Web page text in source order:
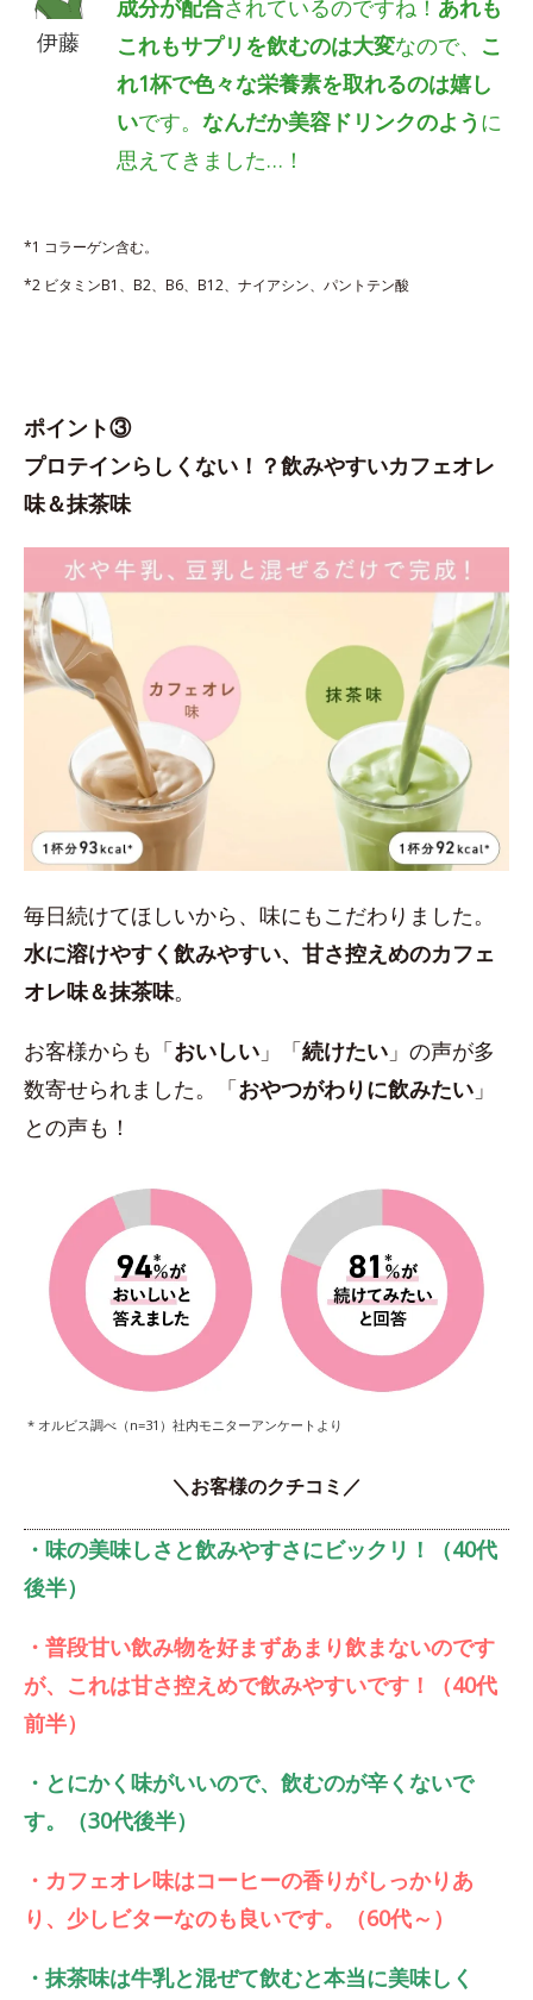
伊藤
成分が配合されているのですね！ あれも
これもサプリを飲むのは大変なので、 こ
れ1杯で色々な栄養素を取れるのは嬉し
いです。なんだか美容ドリンクのよう に
思えてきました…！
*1 コラーゲン含む。
*2 ビタミンB1、B2、B6、B12、ナイアシン、パントテン酸
ポイント③
プロテインらしくない！？飲みやすいカフェオレ
味＆抹茶味
毎日続けてほしいから、味にもこだわりました。
水に溶けやすく飲みやすい、甘さ控えめのカフェ
オレ味＆抹茶味。
お客様からも「おいしい 」「続けたい 」の声が多
数寄せられました。「おやつがわりに飲みたい 」
との声も！
* オルビス調べ（n=31）社内モニターアンケートより
＼お客様のクチコミ／
・味の美味しさと飲みやすさにビックリ！（40代
後半）
・普段甘い飲み物を好まずあまり飲まないのです
が、これは甘さ控えめで飲みやすいです！（40代
前半）
・とにかく味がいいので、飲むのが辛くないで
す。（30代後半）
・カフェオレ味はコーヒーの香りがしっかりあ
り、少しビターなのも良いです。（60代～）
・抹茶味は牛乳と混ぜて飲むと本当に美味しく